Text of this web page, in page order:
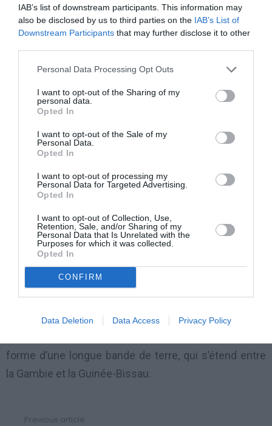
IAB’s list of downstream participants. This information may
also be disclosed by us to third parties on the IAB’s List of
Downstream Participants that may further disclose it to other
Personal Data Processing Opt Outs
I want to opt-out of the Sharing of my
personal data.
Opted In
I want to opt-out of the Sale of my
Personal Data.
Opted In
I want to opt-out of processing my
Personal Data for Targeted Advertising.
Opted In
I want to opt-out of Collection, Use,
Retention, Sale, and/or Sharing of my
Personal Data that Is Unrelated with the
Purposes for which it was collected.
Opted In
CONFIRM
Data Deletion Data Access Privacy Policy
Sall avait affirmé avoir abordé le dossier Casamance
avec prudence et lucidité, expliquant également qu’il
la Guinée-Bissau, pour résoudre la crise dans le sud
des Forces Démocratiques de Casamance) y
possède des ramifications.
Par ailleurs, ces deux pays constituent de potentiels
lieux de rencontre pour nouer le dialogue entre le
gouvernement et les factions rebelles.
Depuis un accord signé le 30 décembre 2004, les
Mouvement des forces démocratiques de
Casamance, qui réclament depuis 1982
l’indépendance du territoire, s’étaient enlisées. Le 1er
février dernier, la tendance radicale du MFDC s’était dit
prête à négocier avec le gouvernement sénégalais
d’Abdoulaye Wade.
forme d’une longue bande de terre, qui s’étend entre
la Gambie et la Guinée-Bissau.
Previous article